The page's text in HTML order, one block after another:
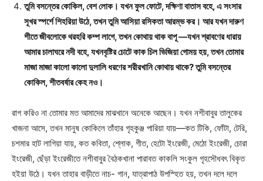
তুমি বসন্তের কোকিল, বেশ লোক। যখন ফুল ফোটে, দক্ষিণা বাতাস বহে, এ সংসার
সূখর স্পর্শে শিহরিয়া উঠে, তখন তুমি আসিয়া রসিকতা আরম্ভ কর। আর যখন দারুণ
শীতে জীবলোকে থরহরি কম্প লাগে, তখন কোথায় থাক বাপূ —যখন শ্রাবণের ধারায়
আমার চালাঘরে নদী বহে, যখনবৃষ্টির চোটে কাক চিল ভিজিয়া গোময় হয়, তখন তোমার
মাজা মাজা কালো কালো দুলালি ধরণের শরীরখানি কোথায় থাকে? তুমি বসন্তের
কোকিল, শীতবর্ষার কেহ নও।
রাগ করিও না তোমার মত আমাদের মাঝখানে অনেকে আছেন। যখন নশীবাবুর তালুকের
খাজনা আসে, তখন মানুষ কোকিলে তাঁহার গৃহকুঞ্জ পারিয়া যায়—কত টিকি, ফোঁটা, টেরি,
চশমার হাট লাগিয়া যায়, কত কবিতা, শ্লোক, গীত, হেটো ইংরেজী, মেঠো ইংরেজী, চোরা
ইংরেজী, ছেঁড়া ইংরেজীতে নশীবাবুর বৈঠকখানা পারাবত কাকলি সংকুল গৃহসৌধবৎ বিকৃত
হইয়া উঠে। যখন তাহার বাড়ীতে নাচ- গান, যাত্রাপাঠ উপস্হিত হয়, তখন দলে দলে